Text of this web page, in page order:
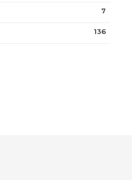
7
136